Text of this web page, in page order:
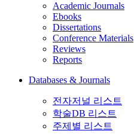
Academic Journals
Ebooks
Dissertations
Conference Materials
Reviews
Reports
Databases & Journals
전자저널 리스트
학술DB 리스트
주제별 리스트